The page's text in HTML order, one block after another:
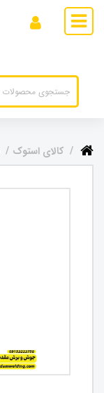
کالای استوک